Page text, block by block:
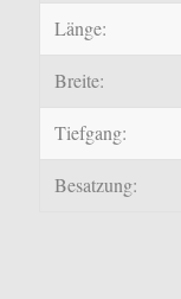
Länge:
Breite:
Tiefgang:
Besatzung: